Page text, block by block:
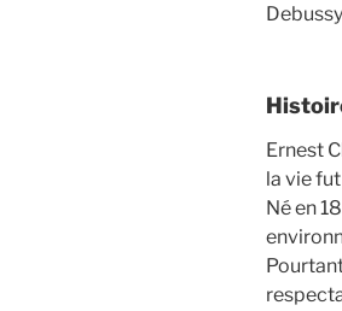
Ernest
la vie
Né en